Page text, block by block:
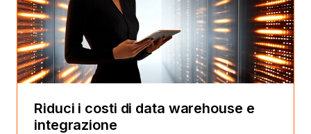
Riduci i costi di data warehouse e
integrazione